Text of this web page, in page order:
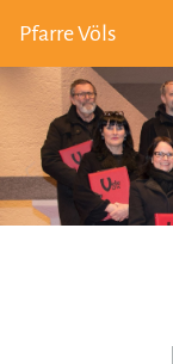
Pfarre Völs